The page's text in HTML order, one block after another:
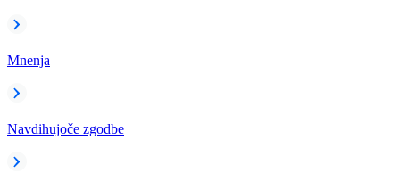
Mnenja
Navdihujoče zgodbe